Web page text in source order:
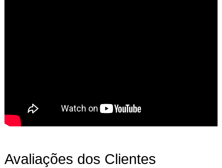
Avaliações dos Clientes